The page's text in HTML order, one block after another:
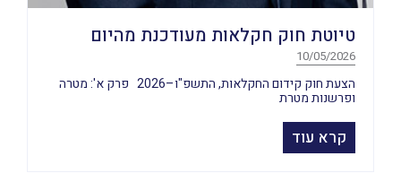
טיוטת חוק חקלאות מעודכנת מהיום
10/05/2026
הצעת חוק קידום החקלאות, התשפ"ו–2026 פרק א': מטרה
ופרשנות מטרת
קרא עוד